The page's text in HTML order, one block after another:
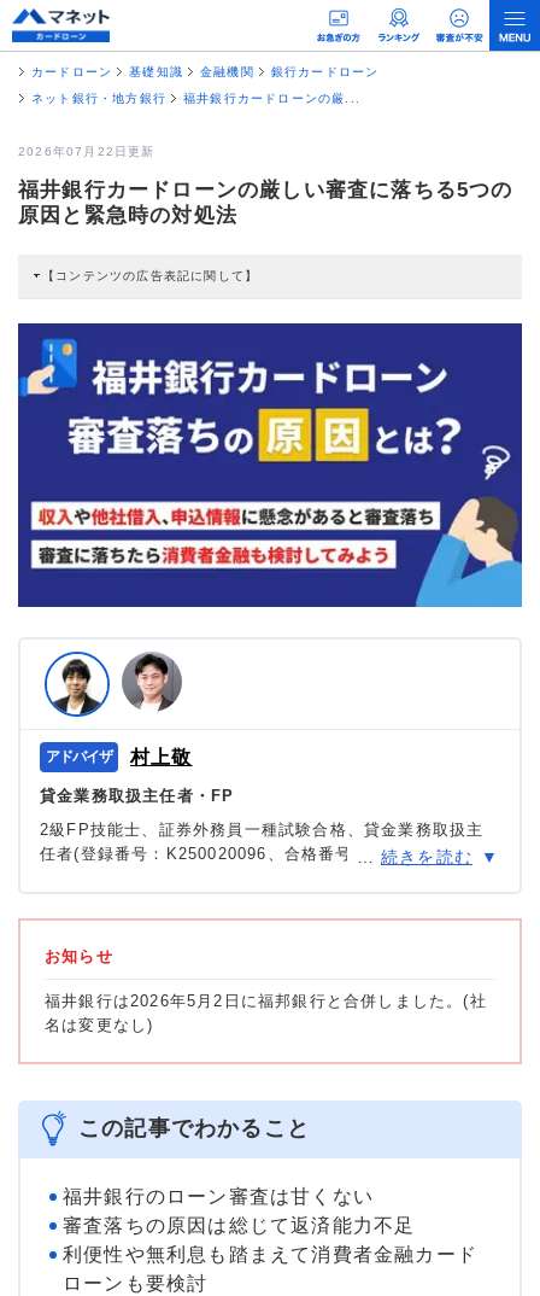
カードローン 基礎知識 金融機関
銀行カードローン
ネット銀行・地方銀行
福井銀行カードローンの厳...
2026年07月22日更新
福井銀行カードローンの厳しい審査に落ちる5つの
原因と緊急時の対処法
【コンテンツの広告表記に関して】
だし、特定の商品を根拠なくPRするものではなく、当編集部の調査／ユーザー
への口コミ収集などに基づき、公平性を担保した情報提供を行っています。
>提携企業一覧
村上敬
貸金業務取扱主任者・FP
2級FP技能士、証券外務員一種試験合格、貸金業務取扱主
任者(登録番号：K250020096、合格番号：第F241000177
ン、FX、不動産、保険など、多くの金融領域における情報
メディアの編集・監修に携わり、実績は計2000本以上。ロ
と事実に基づいた信頼性の高い情報発信を心がけている。
＞＞公式ページ
続きを読む
お知らせ
福井銀行は2026年5月2日に福邦銀行と合併しました。(社
名は変更なし)
この記事でわかること
福井銀行のローン審査は甘くない
審査落ちの原因は総じて返済能力不足
利便性や無利息も踏まえて消費者金融カード
ローンも要検討